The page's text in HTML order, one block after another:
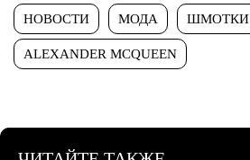
НОВОСТИ МОДА ШМОТКИ
ALEXANDER MCQUEEN